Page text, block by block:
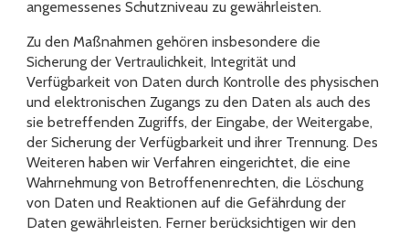
angemessenes Schutzniveau zu gewährleisten.
Zu den Maßnahmen gehören insbesondere die
Sicherung der Vertraulichkeit, Integrität und
Verfügbarkeit von Daten durch Kontrolle des physischen
und elektronischen Zugangs zu den Daten als auch des
sie betreffenden Zugriffs, der Eingabe, der Weitergabe,
der Sicherung der Verfügbarkeit und ihrer Trennung. Des
Weiteren haben wir Verfahren eingerichtet, die eine
Wahrnehmung von Betroffenenrechten, die Löschung
von Daten und Reaktionen auf die Gefährdung der
Daten gewährleisten. Ferner berücksichtigen wir den